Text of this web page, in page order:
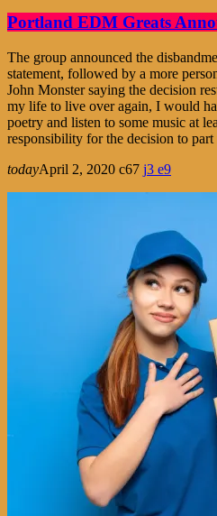
Portland EDM Greats
The group announced the
statement, followed by a more
John Monster saying the decision
my life to live over again, I would
poetry and listen to some music at
responsibility for the decision to
todayApril 2, 2020 67 3 9